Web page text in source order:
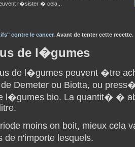
r�sister � cela...
contre le cancer.Avant de tenter cette recette.
de l�gumes
de l�gumes peuvent �tre
Demeter ou Biotta, ou
l�gumes bio. La quantit� �
moins on boit, mieux cela
n'importe lesquels.